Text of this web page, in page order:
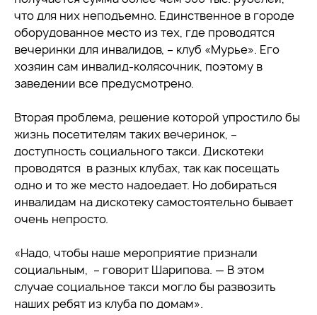
что для них неподъемно. Единственное в городе
оборудованное место из тех, где проводятся
вечеринки для инвалидов, – клуб «Мурье». Его
хозяин сам инвалид-колясочник, поэтому в
заведении все предусмотрено.
Вторая проблема, решение которой упростило бы
жизнь посетителям таких вечеринок, –
доступность социального такси. Дискотеки
проводятся в разных клубах, так как посещать
одно и то же место надоедает. Но добираться
инвалидам на дискотеку самостоятельно бывает
очень непросто.
«Надо, чтобы наше мероприятие признали
социальным, – говорит Шарипова. — В этом
случае социальное такси могло бы развозить
наших ребят из клуба по домам».